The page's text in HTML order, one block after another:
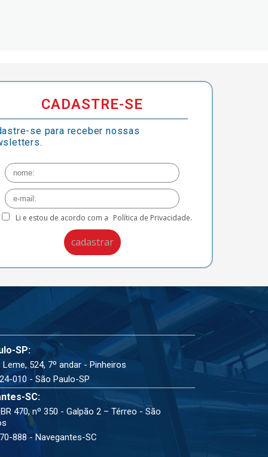
CADASTRE-SE
se para receber nossas
Li e estou de acordo com a Política de Privacidade.
SP:
Leme, 524, 7º andar - Pinheiros
010 - São Paulo-SP
SC:
470, nº 350 - Galpão 2 – Térreo - São
888 - Navegantes-SC